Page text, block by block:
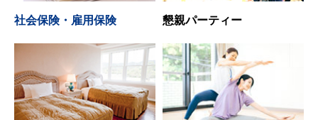
社会保険・雇用保険 懇親パーティー